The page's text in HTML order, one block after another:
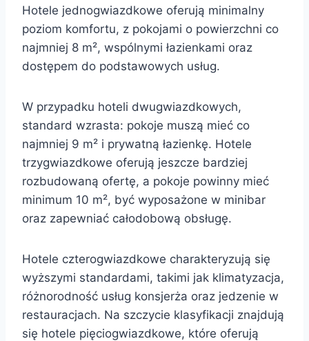
Hotele jednogwiazdkowe oferują minimalny
poziom komfortu, z pokojami o powierzchni co
najmniej 8 m², wspólnymi łazienkami oraz
dostępem do podstawowych usług.
W przypadku hoteli dwugwiazdkowych,
standard wzrasta: pokoje muszą mieć co
najmniej 9 m² i prywatną łazienkę. Hotele
trzygwiazdkowe oferują jeszcze bardziej
rozbudowaną ofertę, a pokoje powinny mieć
minimum 10 m², być wyposażone w minibar
oraz zapewniać całodobową obsługę.
Hotele czterogwiazdkowe charakteryzują się
wyższymi standardami, takimi jak klimatyzacja,
różnorodność usług konsjerża oraz jedzenie w
restauracjach. Na szczycie klasyfikacji znajdują
się hotele pięciogwiazdkowe, które oferują